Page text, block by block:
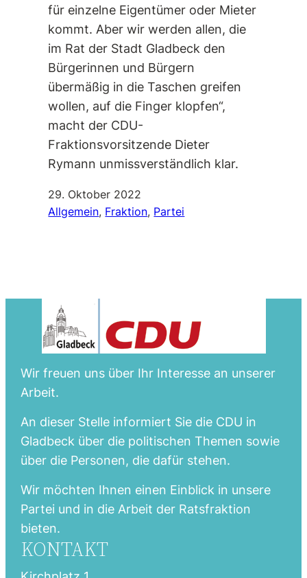
für einzelne Eigentümer oder Mieter
kommt. Aber wir werden allen, die
im Rat der Stadt Gladbeck den
Bürgerinnen und Bürgern
übermäßig in die Taschen greifen
wollen, auf die Finger klopfen“,
macht der CDU-
Fraktionsvorsitzende Dieter
Rymann unmissverständlich klar.
29. Oktober 2022
Allgemein, Fraktion, Partei
Wir freuen uns über Ihr Interesse an unserer
Arbeit.
An dieser Stelle informiert Sie die CDU in
Gladbeck über die politischen Themen sowie
über die Personen, die dafür stehen.
Wir möchten Ihnen einen Einblick in unsere
Partei und in die Arbeit der Ratsfraktion
bieten.
KONTAKT